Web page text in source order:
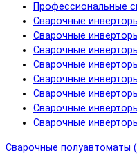
Профессиональные
Сварочные
Сварочные
Сварочные
Сварочные
Сварочные
Сварочные
Сварочные
Сварочные
Сварочные полуавтоматы